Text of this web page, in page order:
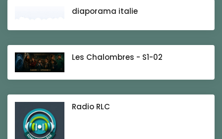
diaporama italie
Les Chalombres - S1-02
Radio RLC